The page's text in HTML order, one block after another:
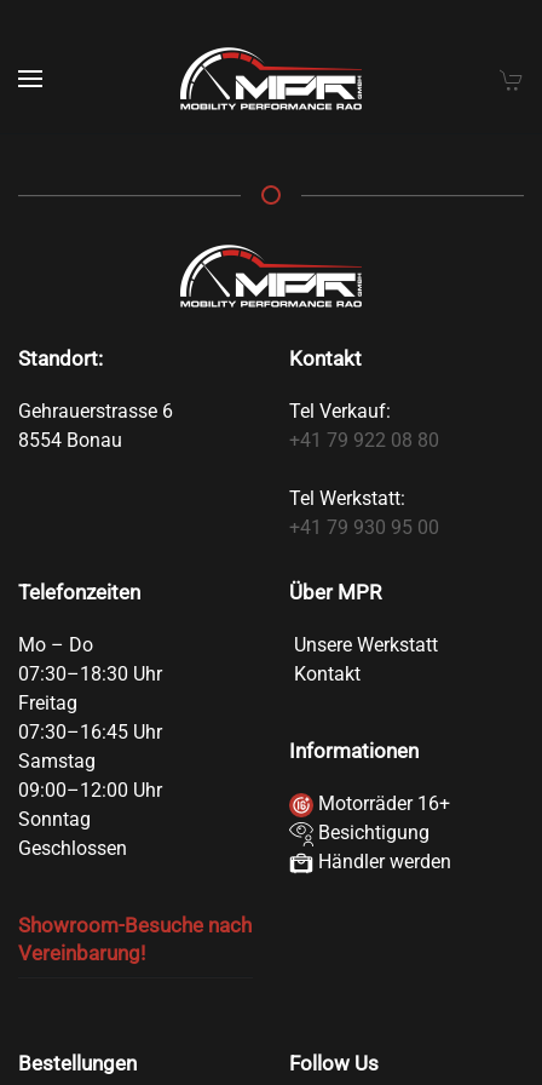
Skip to main content
Standort:
Gehrauerstrasse 6
8554 Bonau
Kontakt
Tel Verkauf:
+41 79 922 08 80
Tel Werkstatt:
+41 79 930 95 00
Telefonzeiten
Mo – Do
07:30–18:30 Uhr
Freitag
07:30–16:45 Uhr
Samstag
09:00–12:00 Uhr
Sonntag
Geschlossen
Showroom-Besuche nach
Vereinbarung!
Über MPR
Unsere Werkstatt
Kontakt
Informationen
Motorräder 16+
Besichtigung
Händler werden
Bestellungen Follow Us